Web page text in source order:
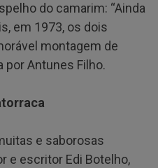
do camarim: “Ainda
em 1973, os dois
montagem de
por Antunes Filho.
e saborosas
e escritor Edi Botelho,